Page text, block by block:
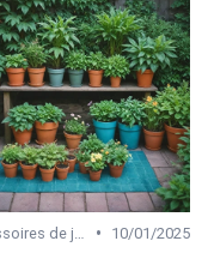
Accessoires de jardinage •
10/01/2025